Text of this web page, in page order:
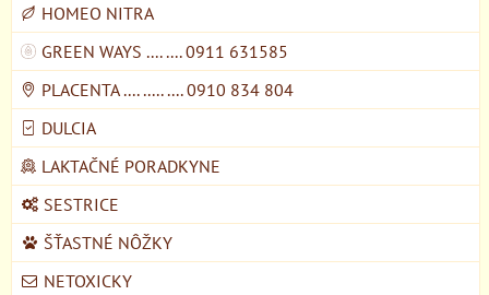
HOMEO NITRA
GREEN WAYS .... .... 0911 631585
PLACENTA .... ..... .... 0910 834 804
DULCIA
LAKTAČNÉ PORADKYNE
SESTRICE
ŠŤASTNÉ NÔŽKY
NETOXICKY